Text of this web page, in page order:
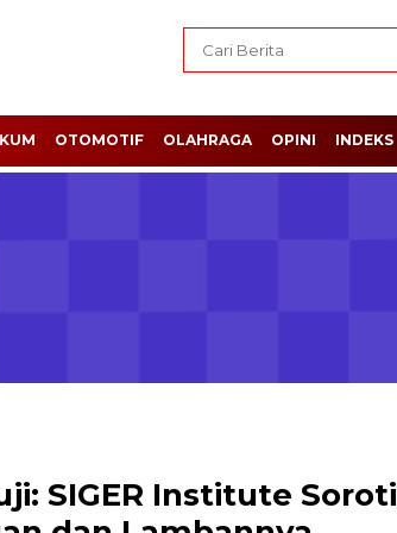
OTOMOTIF OLAHRAGA OPINI INDEKS
SIGER Institute Soroti